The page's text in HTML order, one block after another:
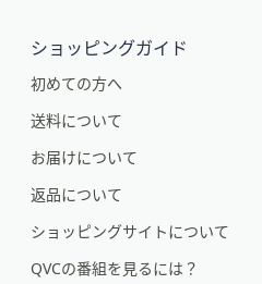
ショッピングガイド
初めての方へ
送料について
お届けについて
返品について
ショッピングサイトについて
QVCの番組を見るには？